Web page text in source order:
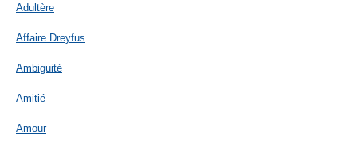
Adultère
Affaire Dreyfus
Ambiguité
Amitié
Amour